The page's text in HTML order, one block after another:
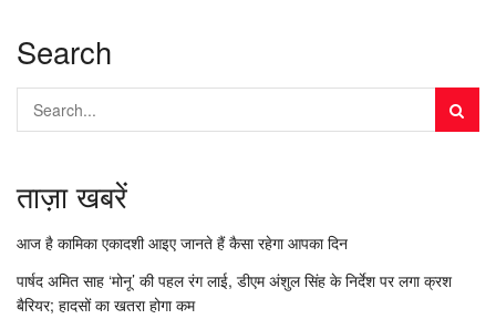
Search
ताज़ा खबरें
आज है कामिका एकादशी आइए जानते हैं कैसा रहेगा आपका दिन
पार्षद अमित साह ‘मोनू’ की पहल रंग लाई, डीएम अंशुल सिंह के निर्देश पर लगा क्रश
बैरियर; हादसों का खतरा होगा कम